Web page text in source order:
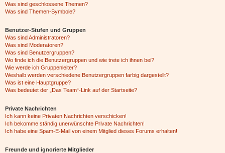
Was sind geschlossene Themen?
Was sind Themen-Symbole?
Benutzer-Stufen und Gruppen
Was sind Administratoren?
Was sind Moderatoren?
Was sind Benutzergruppen?
Wo finde ich die Benutzergruppen und wie trete ich ihnen bei?
Wie werde ich Gruppenleiter?
Weshalb werden verschiedene Benutzergruppen farbig dargestellt?
Was ist eine Hauptgruppe?
Was bedeutet der „Das Team“-Link auf der Startseite?
Private Nachrichten
Ich kann keine Privaten Nachrichten verschicken!
Ich bekomme ständig unerwünschte Private Nachrichten!
Ich habe eine Spam-E-Mail von einem Mitglied dieses Forums erhalten!
Freunde und ignorierte Mitglieder